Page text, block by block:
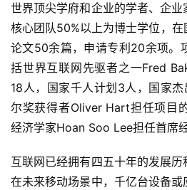
世界顶尖学府和企业的学者、企
核心团队50%以上为博士学位，
论文50余篇，申请专利20余项。
括世界互联网先驱者之一Fred
18人，国家千人计划3人，国家
尔奖获得者Oliver Hart担任项目
经济学家Hoan Soo Lee担任首席经
互联网已经拥有四五十年的发展历
在未来移动场景中，千亿台设备